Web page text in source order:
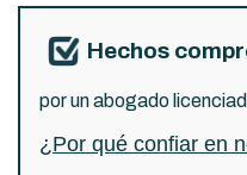
Hechos
por un abogado
¿Por qué confiar en